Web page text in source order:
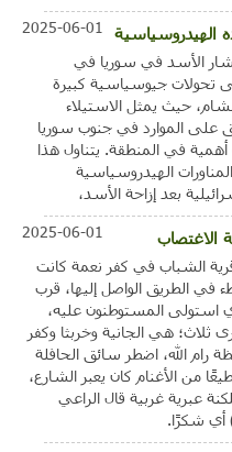
الهيدروسياسية 2025-06-01
الأسد في سوريا في
2024 إلى تحولات جيوسياسية كبيرة
حيث يمثل الاستيلاء
على الموارد في جنوب سوريا
أهمية في المنطقة. يتناول هذا
الهيدروسياسية
بعد إزاحة الأسد،
الاغتصاب
2025-06-01
الشباب في كفر نعمة كانت
في الطريق الواصل إليها، قرب
استولى المستوطنون عليه،
ثلاث؛ هي الجانية وخربثا وكفر
رام الله، اضطر سائق الحافلة
من الأغنام كان يعبر الشارع،
عبرية غربية قال الراعي
أي شكرًا.